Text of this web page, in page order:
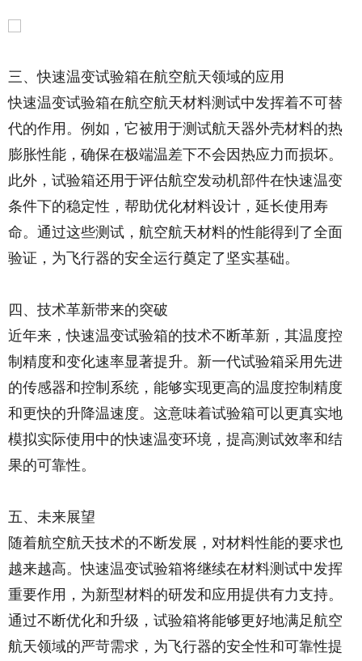
三、快速温变试验箱在航空航天领域的应用
快速温变试验箱在航空航天材料测试中发挥着不可替
代的作用。例如，它被用于测试航天器外壳材料的热
膨胀性能，确保在极端温差下不会因热应力而损坏。
此外，试验箱还用于评估航空发动机部件在快速温变
条件下的稳定性，帮助优化材料设计，延长使用寿
命。通过这些测试，航空航天材料的性能得到了全面
验证，为飞行器的安全运行奠定了坚实基础。
四、技术革新带来的突破
近年来，快速温变试验箱的技术不断革新，其温度控
制精度和变化速率显著提升。新一代试验箱采用先进
的传感器和控制系统，能够实现更高的温度控制精度
和更快的升降温速度。这意味着试验箱可以更真实地
模拟实际使用中的快速温变环境，提高测试效率和结
果的可靠性。
五、未来展望
随着航空航天技术的不断发展，对材料性能的要求也
越来越高。快速温变试验箱将继续在材料测试中发挥
重要作用，为新型材料的研发和应用提供有力支持。
通过不断优化和升级，试验箱将能够更好地满足航空
航天领域的严苛需求，为飞行器的安全性和可靠性提